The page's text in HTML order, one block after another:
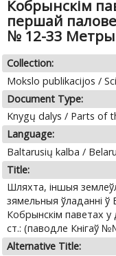
Кобрынскім
першай
№ 12-33
Collection:
Mokslo publikacijos /
Document Type:
Knygų dalys / Parts of
Language:
Baltarusių kalba /
Title:
Шляхта, іншыя
зямельныя ўладанні ў
Кобрынскім паветах
ст.: (паводле Кнігаў
Alternative Title: